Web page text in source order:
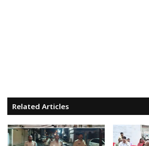
Related Articles